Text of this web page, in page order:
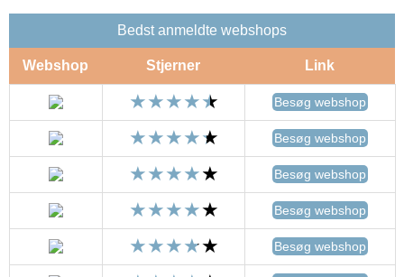
Bedst anmeldte webshops
Webshop Stjerner Link
Besøg webshop
Besøg webshop
Besøg webshop
Besøg webshop
Besøg webshop